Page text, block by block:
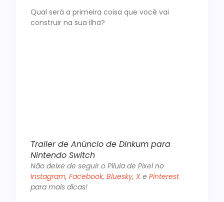
Qual será a primeira coisa que você vai
construir na sua ilha?
Trailer de Anúncio de Dinkum para
Nintendo Switch
Não deixe de seguir o Pílula de Pixel no
Instagram, Facebook, Bluesky, X e Pinterest
para mais dicas!